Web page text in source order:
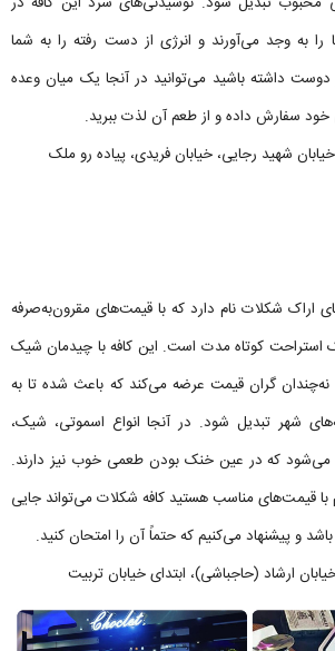
به وجد می‌آورند و انرژی از دست رفته را به شما
دوست داشته باشید می‌توانید در آنجا یک میان وعده
خود سفارش داده و از طعم آن لذت ببرید.
خیابان شهید رجایی، خیابان فریدی، پیاده رو ملک
اراک شکلات نام دارد که با قیمت‌های مقرون‌به‌صرفه
کوتاه مدت است. این کافه با چیدمان شیک
گران قیمت عرضه می‌کند که باعث شده تا به
شهر تبدیل شود. در آنجا انواع اسموتی، شیک،
می‌شود که در عین خنک بودن طعمی خوب نیز دارند.
با قیمت‌های مناسب هستید کافه شکلات می‌تواند جایی
و پیشنهاد می‌کنیم که حتماً آن را امتحان کنید.
ارشاد (حاجباشی)، ابتدای خیابان تربیت